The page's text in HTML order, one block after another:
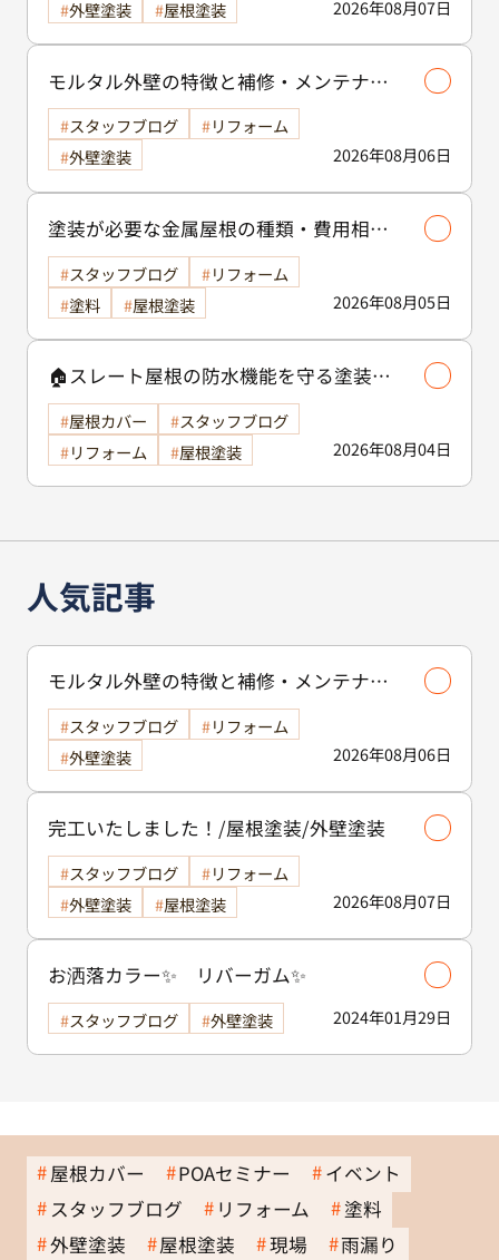
2026年08月07日
外壁塗装 屋根塗装
モルタル外壁の特徴と補修・メンテナン
ス方法を徹底解説！/外壁塗装
2026年08月06日
スタッフブログ
リフォーム
外壁塗装
塗装が必要な金属屋根の種類・費用相場
等解説いたします🖊️
2026年08月05日
スタッフブログ
リフォーム
塗料
屋根塗装
🏠スレート屋根の防水機能を守る塗装の
役割🏠/屋根塗装
2026年08月04日
屋根カバー
スタッフブログ
リフォーム
屋根塗装
人気記事
モルタル外壁の特徴と補修・メンテナン
ス方法を徹底解説！/外壁塗装
2026年08月06日
スタッフブログ
リフォーム
外壁塗装
完工いたしました！/屋根塗装/外壁塗装
2026年08月07日
スタッフブログ
リフォーム
外壁塗装
屋根塗装
お洒落カラー✨ リバーガム✨
2024年01月29日
スタッフブログ 外壁塗装
屋根カバー POAセミナー
イベント
スタッフブログ
リフォーム
塗料
外壁塗装
屋根塗装 現場 雨漏り